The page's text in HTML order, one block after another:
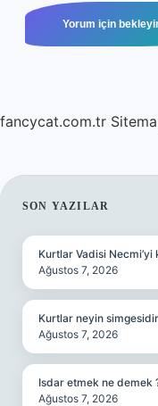
fancycat.com.tr
SIDEBAR
SON YAZILAR
Kurtlar Vadisi
Ağustos 7, 2026
Kurtlar neyin
Ağustos 7, 2026
Isdar etmek ne demek
Ağustos 7, 2026